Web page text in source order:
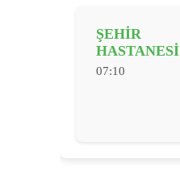
ŞEHİR
HASTANESİ
07:10